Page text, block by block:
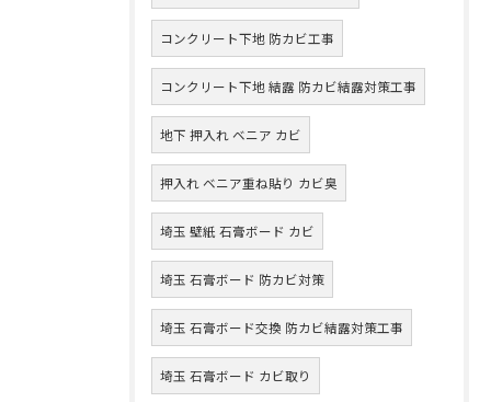
コンクリート下地 防カビ工事
コンクリート下地 結露 防カビ結露対策工事
地下 押入れ ベニア カビ
押入れ ベニア重ね貼り カビ臭
埼玉 壁紙 石膏ボード カビ
埼玉 石膏ボード 防カビ対策
埼玉 石膏ボード交換 防カビ結露対策工事
埼玉 石膏ボード カビ取り